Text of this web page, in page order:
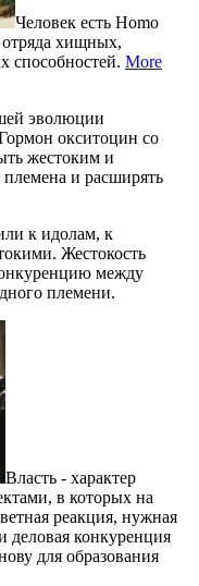
Человек есть Homo
отряда хищных,
способностей. More
эволюции
окситоцин со
жестоким и
и расширять
к идолам, к
Жестокость
между
племени.
Власть - характер
в которых на
реакция, нужная
деловая конкуренция
для образования